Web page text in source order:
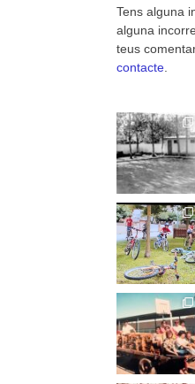
Tens alguna
alguna
teus
contacte